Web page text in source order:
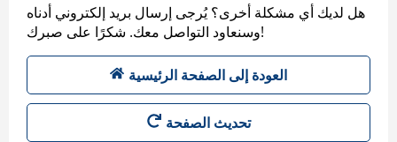
هل لديك أي مشكلة أخرى؟ يُرجى إرسال بريد إلكتروني أدناه
وسنعاود التواصل معك. شكرًا على صبرك!
العودة إلى الصفحة الرئيسية
تحديث الصفحة